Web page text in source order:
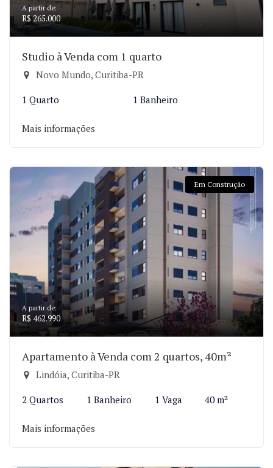
A partir de:
R$ 265.000
Studio à Venda com 1 quarto
Novo Mundo, Curitiba-PR
1 Quarto 1 Banheiro
Mais informações
Em Construção
A partir de:
R$ 462.990
Apartamento à Venda com 2 quartos, 40m²
Lindóia, Curitiba-PR
2 Quartos 1 Banheiro 1 Vaga 40 m²
Mais informações